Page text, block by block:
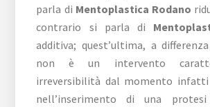
parla di Mentoplastica Rodano
contrario si parla di
additiva; quest’ultima, a
non è un intervento
irreversibilità dal momento infatti
nell’inserimento di una